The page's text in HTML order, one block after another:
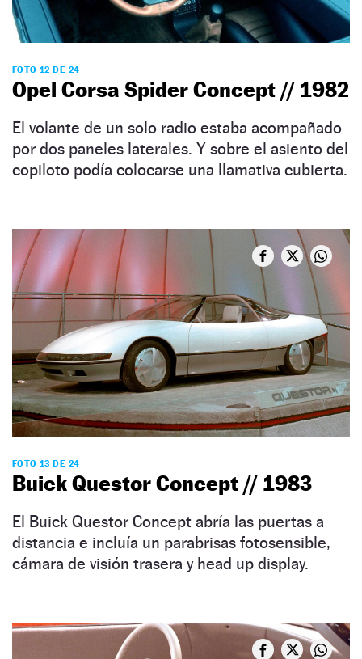
FOTO 12 DE 24
Opel Corsa Spider Concept // 1982
El volante de un solo radio estaba acompañado
por dos paneles laterales. Y sobre el asiento del
copiloto podía colocarse una llamativa cubierta.
FOTO 13 DE 24
Buick Questor Concept // 1983
El Buick Questor Concept abría las puertas a
distancia e incluía un parabrisas fotosensible,
cámara de visión trasera y head up display.